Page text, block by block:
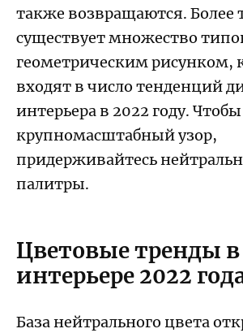
также возвращаются. Более
существует множество
геометрическим рисунком,
входят в число тенденций
интерьера в 2022 году. Чтобы
крупномасштабный узор,
придерживайтесь
палитры.
Цветовые тренды в
интерьере 2022
База нейтрального цвета